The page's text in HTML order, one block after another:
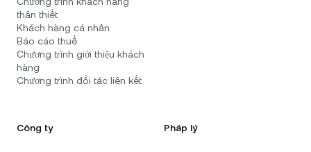
thân thiết
Khách hàng cá nhân
Báo cáo thuế
Chương trình giới thiệu khách
hàng
Chương trình đối tác liên kết
Công ty Pháp lý